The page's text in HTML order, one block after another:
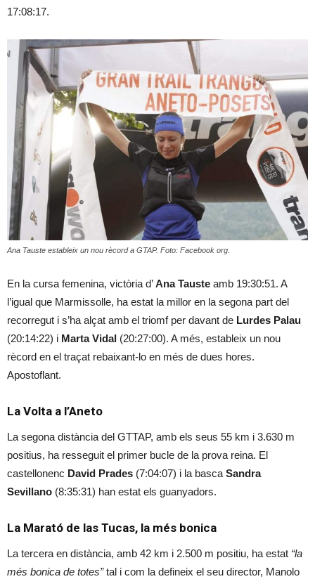
17:08:17.
Ana Tauste estableix un nou rècord a GTAP. Foto: Facebook org.
En la cursa femenina, victòria d’Ana Tauste amb 19:30:51. A
l’igual que Marmissolle, ha estat la millor en la segona part del
recorregut i s’ha alçat amb el triomf per davant de Lurdes Palau
(20:14:22) i Marta Vidal (20:27:00). A més, estableix un nou
rècord en el traçat rebaixant-lo en més de dues hores.
Apostoflant.
La Volta a l’Aneto
La segona distància del GTTAP, amb els seus 55 km i 3.630 m
positius, ha resseguit el primer bucle de la prova reina. El
castellonenc David Prades (7:04:07) i la basca Sandra
Sevillano (8:35:31) han estat els guanyadors.
La Marató de las Tucas, la més bonica
La tercera en distància, amb 42 km i 2.500 m positiu, ha estat “la
més bonica de totes”tal i com la defineix el seu director, Manolo